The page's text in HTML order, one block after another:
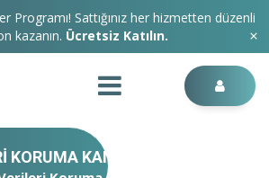
Programı! Sattığınız her hizmetten düzenli
kazanın. Ücretsiz Katılın.
KORUMA KANUNU